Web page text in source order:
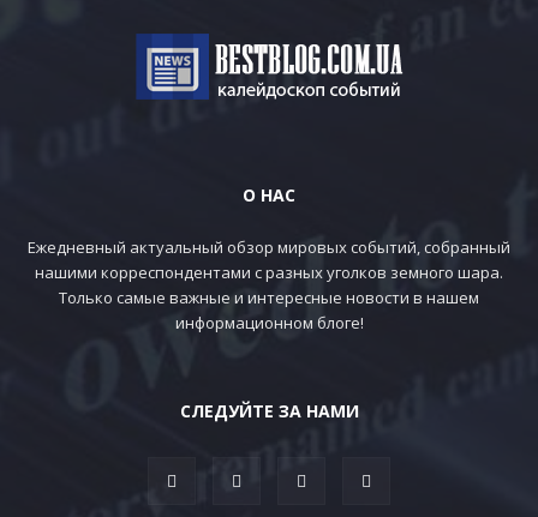
О НАС
Ежедневный актуальный обзор мировых событий, собранный
нашими корреспондентами с разных уголков земного шара.
Только самые важные и интересные новости в нашем
информационном блоге!
СЛЕДУЙТЕ ЗА НАМИ